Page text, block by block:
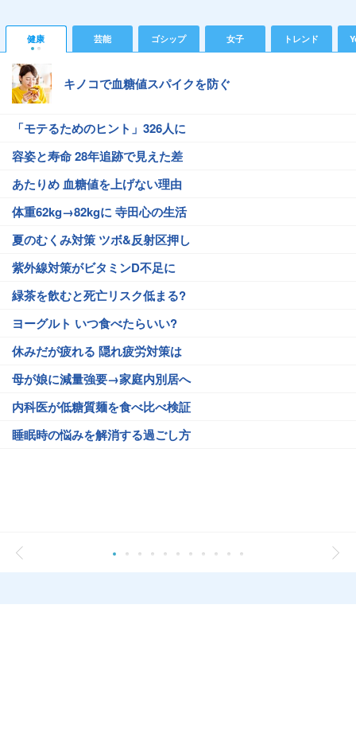
健康 芸能 ゴシップ 女子 トレンド
キノコで血糖値スパイクを防ぐ
「モテるためのヒント」326人に
容姿と寿命 28年追跡で見えた差
あたりめ 血糖値を上げない理由
体重62kg→82kgに 寺田心の生活
夏のむくみ対策 ツボ&反射区押し
紫外線対策がビタミンD不足に
緑茶を飲むと死亡リスク低まる?
ヨーグルト いつ食べたらいい?
休みだが疲れる 隠れ疲労対策は
母が娘に減量強要→家庭内別居へ
内科医が低糖質麺を食べ比べ検証
睡眠時の悩みを解消する過ごし方